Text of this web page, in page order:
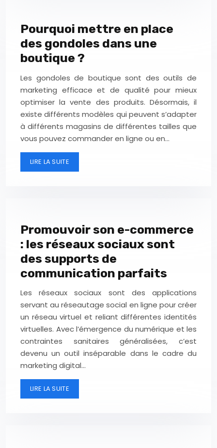
Pourquoi mettre en place
des gondoles dans une
boutique ?
Les gondoles de boutique sont des outils de
marketing efficace et de qualité pour mieux
optimiser la vente des produits. Désormais, il
existe différents modèles qui peuvent s’adapter
à différents magasins de différentes tailles que
vous pouvez commander en ligne ou en…
LIRE LA SUITE
Promouvoir son e-commerce
: les réseaux sociaux sont
des supports de
communication parfaits
Les réseaux sociaux sont des applications
servant au réseautage social en ligne pour créer
un réseau virtuel et reliant différentes identités
virtuelles. Avec l’émergence du numérique et les
contraintes sanitaires généralisées, c’est
devenu un outil inséparable dans le cadre du
marketing digital…
LIRE LA SUITE